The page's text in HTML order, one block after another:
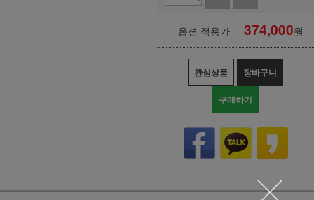
옵션 적용가 374,000원
관심상품 장바구니
구매하기